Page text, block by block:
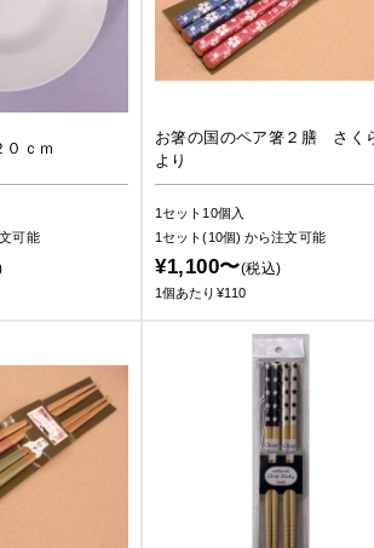
０ｃｍ
可能
お箸の国のペア箸２膳 さく
より
1セット10個入
1セット(10個)から注文可能
¥1,100〜(税込)
1個あたり¥110